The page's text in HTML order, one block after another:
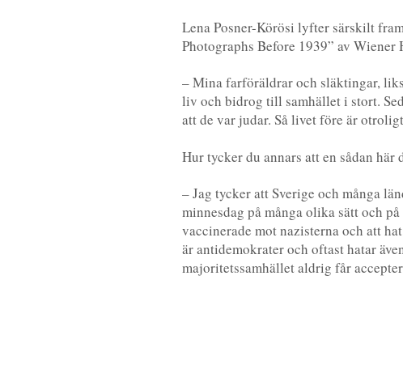
Lena Posner-Körösi lyfter särskilt
Photographs Before 1939” av
– Mina farföräldrar och släktingar,
liv och bidrog till samhället i stort.
att de var judar. Så livet före är
Hur tycker du annars att en sådan här
– Jag tycker att Sverige och många
minnesdag på många olika sätt och
vaccinerade mot nazisterna och att
är antidemokrater och oftast hatar
majoritetssamhället aldrig får